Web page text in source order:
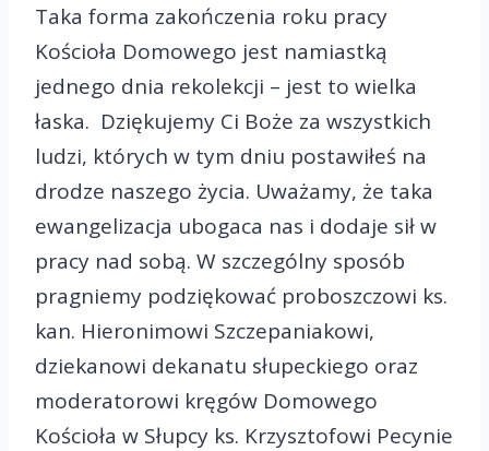
Taka forma zakończenia roku pracy
Kościoła Domowego jest namiastką
jednego dnia rekolekcji – jest to wielka
łaska. Dziękujemy Ci Boże za wszystkich
ludzi, których w tym dniu postawiłeś na
drodze naszego życia. Uważamy, że taka
ewangelizacja ubogaca nas i dodaje sił w
pracy nad sobą. W szczególny sposób
pragniemy podziękować proboszczowi ks.
kan. Hieronimowi Szczepaniakowi,
dziekanowi dekanatu słupeckiego oraz
moderatorowi kręgów Domowego
Kościoła w Słupcy ks. Krzysztofowi Pecynie